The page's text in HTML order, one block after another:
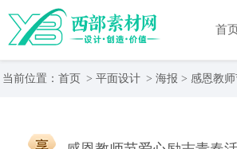
首
当前位置： 首页 > 平面设计 > 海报 > 感恩教